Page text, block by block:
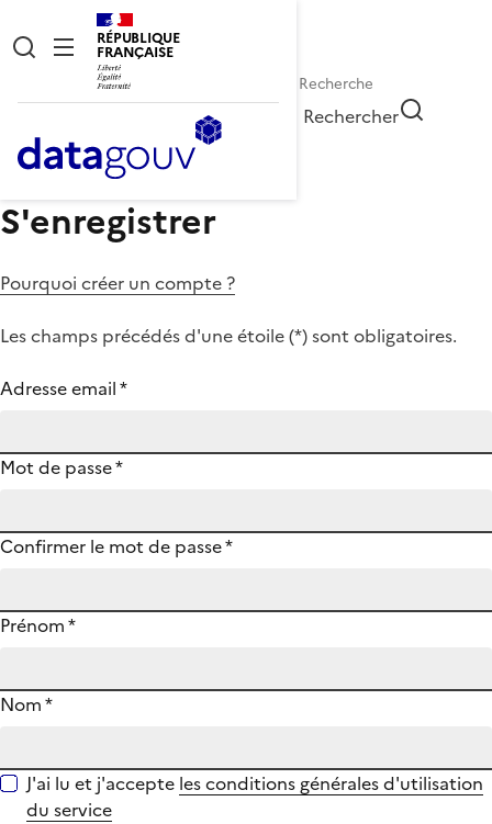
RÉPUBLIQUE
FRANÇAISE
Rechercher
S'enregistrer
Pourquoi créer un compte ?
Les champs précédés d'une étoile (*) sont obligatoires.
Adresse email*
Mot de passe*
Confirmer le mot de passe*
Prénom*
Nom*
J'ai lu et j'accepte les conditions générales d'utilisation
du service